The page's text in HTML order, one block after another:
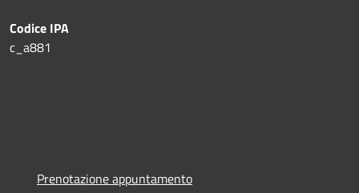
Codice IPA
c_a881
Prenotazione appuntamento